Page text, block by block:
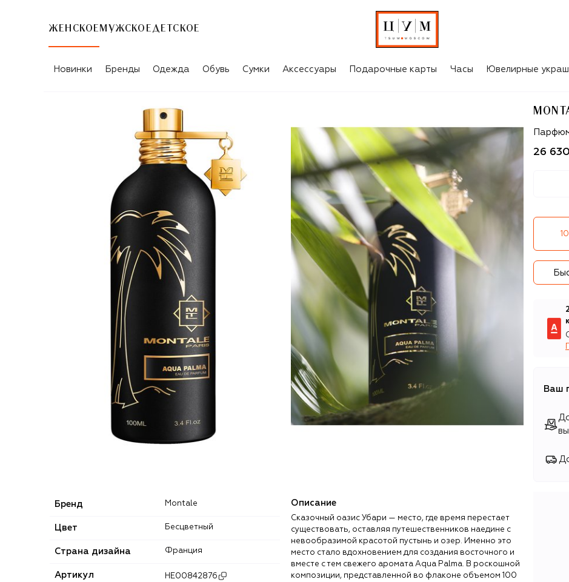
ЖЕНСКОЕ МУЖСКОЕ ДЕТСКОЕ
Новинки Бренды Одежда Обувь Сумки Аксессуары Подарочные карты Часы Ювелирные
26
Ваш
Бренд Montale
Цвет Бесцветный
Страна дизайна Франция
Артикул HE00842876
Описание
Сказочный оазис Убари — место, где время перестает
существовать, оставляя путешественников наедине с
невообразимой красотой пустынь и озер. Именно это
место стало вдохновением для создания восточного и
вместе с тем свежего аромата Aqua Palma. В роскошной
композиции, представленной во флаконе объемом 100